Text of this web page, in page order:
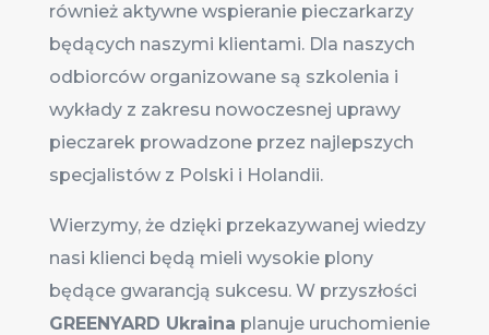
również aktywne wspieranie pieczarkarzy
będących naszymi klientami. Dla naszych
odbiorców organizowane są szkolenia i
wykłady z zakresu nowoczesnej uprawy
pieczarek prowadzone przez najlepszych
specjalistów z Polski i Holandii.
Wierzymy, że dzięki przekazywanej wiedzy
nasi klienci będą mieli wysokie plony
będące gwarancją sukcesu. W przyszłości
GREENYARD Ukraina planuje uruchomienie